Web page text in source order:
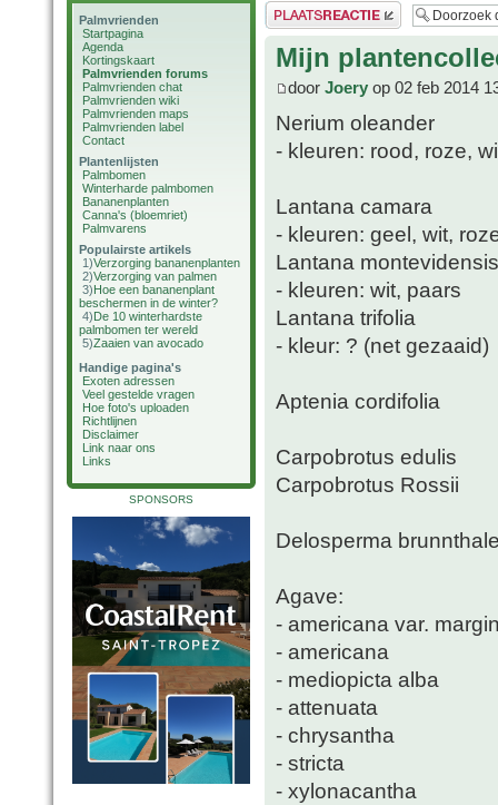
Palmvrienden
Startpagina
Agenda
Kortingskaart
Palmvrienden forums
Palmvrienden chat
Palmvrienden wiki
Palmvrienden maps
Palmvrienden label
Contact
Plantenlijsten
Palmbomen
Winterharde palmbomen
Bananenplanten
Canna's (bloemriet)
Palmvarens
Populairste artikels
1)Verzorging bananenplanten
2)Verzorging van palmen
3)Hoe een bananenplant
beschermen in de winter?
4)De 10 winterhardste
palmbomen ter wereld
5)Zaaien van avocado
Handige pagina's
Exoten adressen
Veel gestelde vragen
Hoe foto's uploaden
Richtlijnen
Disclaimer
Link naar ons
Links
SPONSORS
Plaats een reactie
Mijn
door Joery op 02 feb 2014
Nerium oleander
- kleuren: rood, roze,
Lantana camara
- kleuren: geel, wit,
Lantana montevidensis
- kleuren: wit, paars
Lantana trifolia
- kleur: ? (net gezaaid)
Aptenia cordifolia
Carpobrotus edulis
Carpobrotus Rossii
Delosperma
Agave:
- americana var.
- americana
- mediopicta alba
- attenuata
- chrysantha
- stricta
- xylonacantha